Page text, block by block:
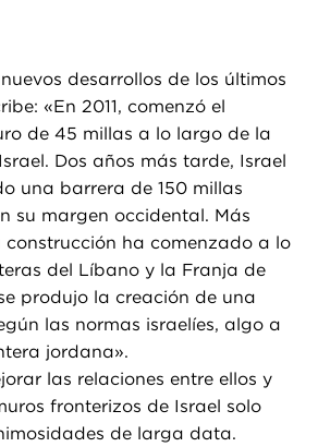
desarrollos de los últimos
«En 2011, comenzó el
de 45 millas a lo largo de la
Dos años más tarde, Israel
una barrera de 150 millas
su margen occidental. Más
construcción ha comenzado a lo
del Líbano y la Franja de
produjo la creación de una
las normas israelíes, algo a
jordana».
las relaciones entre ellos y
fronterizos de Israel solo
de larga data.